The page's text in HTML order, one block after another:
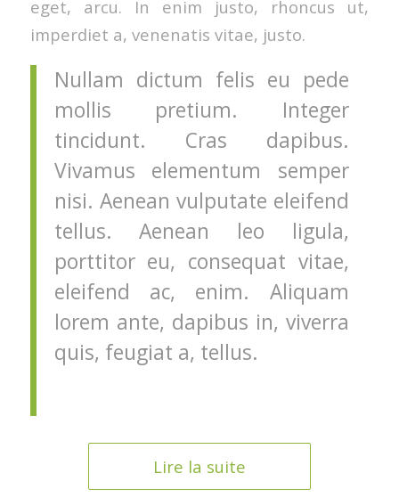
eget, arcu. In enim justo, rhoncus ut,
imperdiet a, venenatis vitae, justo.
Nullam dictum felis eu pede
mollis pretium. Integer
tincidunt. Cras dapibus.
Vivamus elementum semper
nisi. Aenean vulputate eleifend
tellus. Aenean leo ligula,
porttitor eu, consequat vitae,
eleifend ac, enim. Aliquam
lorem ante, dapibus in, viverra
quis, feugiat a, tellus.
Lire la suite